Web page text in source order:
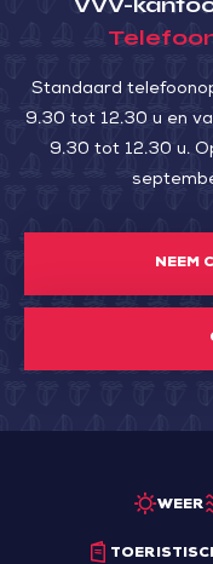
Standaard
9.30 tot 12.30 u en
9.30 tot 12.30 u.
NEEM
WEER